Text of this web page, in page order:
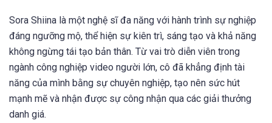
Sora Shiina là một nghệ sĩ đa năng với hành trình sự nghiệp
đáng ngưỡng mộ, thể hiện sự kiên trì, sáng tạo và khả năng
không ngừng tái tạo bản thân. Từ vai trò diễn viên trong
ngành công nghiệp video người lớn, cô đã khẳng định tài
năng của mình bằng sự chuyên nghiệp, tạo nên sức hút
mạnh mẽ và nhận được sự công nhận qua các giải thưởng
danh giá.